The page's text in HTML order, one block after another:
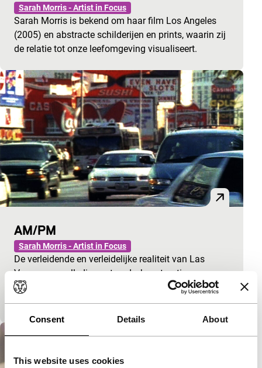
Consent Details About
This website uses cookies
Sarah Morris - Artist in Focus
Sarah Morris is bekend om haar film Los Angeles
(2005) en abstracte schilderijen en prints, waarin zij
de relatie tot onze leefomgeving visualiseert.
AM/PM
Sarah Morris - Artist in Focus
De verleidende en verleidelijke realiteit van Las
Vegas, een volledig gestuurde, kunstmatige
werkelijkheid gericht op het zo snel mogelijk
uitgeven va